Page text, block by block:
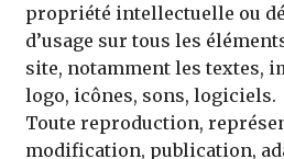
propriété intellectuelle ou
d’usage sur tous les
site, notamment les textes,
logo, icônes, sons, logiciels.
Toute reproduction,
modification, publication,